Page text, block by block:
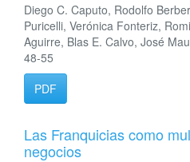
Diego C. Caputo, Rodolfo
Puricelli, Verónica Fonteriz,
Aguirre, Blas E. Calvo, José
48-55
PDF
Las Franquicias como
negocios